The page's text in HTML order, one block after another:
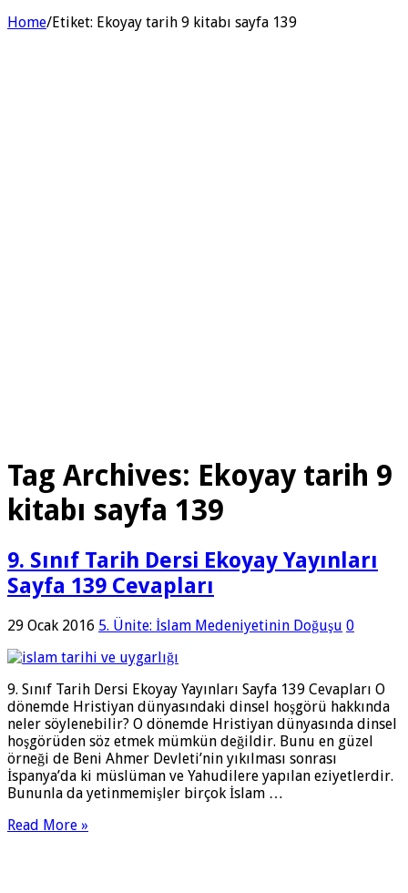
Home/Etiket: Ekoyay tarih 9 kitabı sayfa 139
Tag Archives: Ekoyay tarih 9
kitabı sayfa 139
9. Sınıf Tarih Dersi Ekoyay Yayınları
Sayfa 139 Cevapları
29 Ocak 2016 5. Ünite: İslam Medeniyetinin Doğuşu 0
9. Sınıf Tarih Dersi Ekoyay Yayınları Sayfa 139 Cevapları O
dönemde Hristiyan dünyasındaki dinsel hoşgörü hakkında
neler söylenebilir? O dönemde Hristiyan dünyasında dinsel
hoşgörüden söz etmek mümkün değildir. Bunu en güzel
örneği de Beni Ahmer Devleti’nin yıkılması sonrası
İspanya’da ki müslüman ve Yahudilere yapılan eziyetlerdir.
Bununla da yetinmemişler birçok İslam …
Read More »